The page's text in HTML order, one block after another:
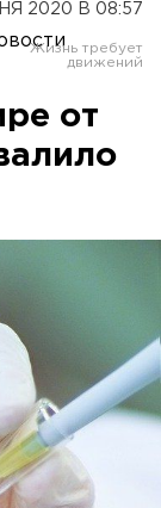
2020 В 08:57
от